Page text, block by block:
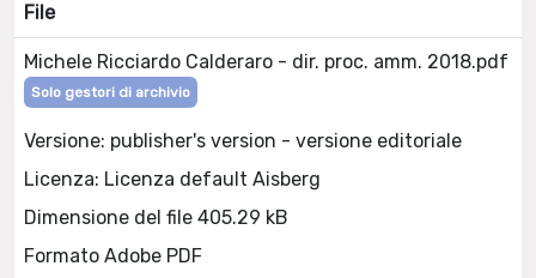
File
Michele Ricciardo Calderaro - dir. proc. amm. 2018.pdf
Solo gestori di archivio
Versione: publisher's version - versione editoriale
Licenza: Licenza default Aisberg
Dimensione del file 405.29 kB
Formato Adobe PDF